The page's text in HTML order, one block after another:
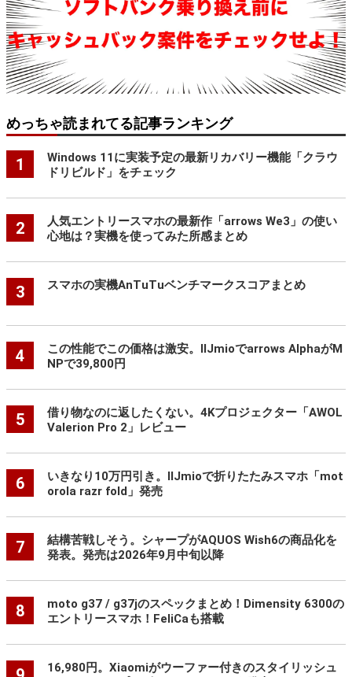
めっちゃ読まれてる記事ランキング
1
Windows 11に実装予定の最新リカバリー機能「クラウ
ドリビルド」をチェック
2
人気エントリースマホの最新作「arrows We3」の使い
心地は？実機を使ってみた所感まとめ
3 スマホの実機AnTuTuベンチマークスコアまとめ
4
この性能でこの価格は激安。IIJmioでarrows AlphaがM
NPで39,800円
5
借り物なのに返したくない。4Kプロジェクター「AWOL
Valerion Pro 2」レビュー
6
いきなり10万円引き。IIJmioで折りたたみスマホ「mot
orola razr fold」発売
7
結構苦戦しそう。シャープがAQUOS Wish6の商品化を
発表。発売は2026年9月中旬以降
8
moto g37 / g37jのスペックまとめ！Dimensity 6300の
エントリースマホ！FeliCaも搭載
16,980円。Xiaomiがウーファー付きのスタイリッシュ